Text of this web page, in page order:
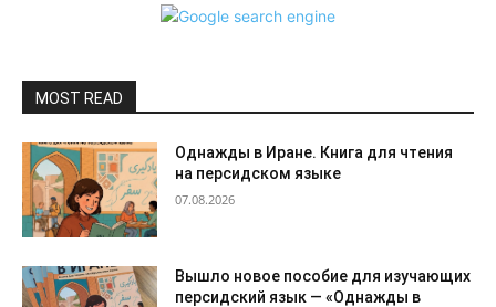
MOST READ
Однажды в Иране. Книга для чтения
на персидском языке
07.08.2026
Вышло новое пособие для изучающих
персидский язык — «Однажды в